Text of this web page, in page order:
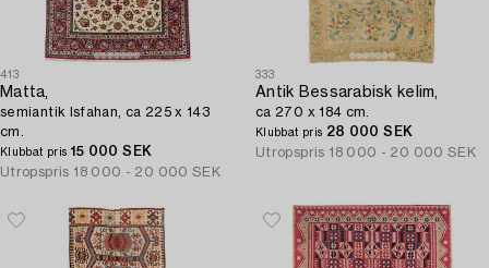
413
Matta,
semiantik Isfahan, ca 225 x 143
cm.
Klubbat pris 15 000 SEK
Utropspris 18 000 - 20 000 SEK
333
Antik Bessarabisk kelim,
ca 270 x 184 cm.
Klubbat pris 28 000 SEK
Utropspris 18 000 - 20 000 SEK